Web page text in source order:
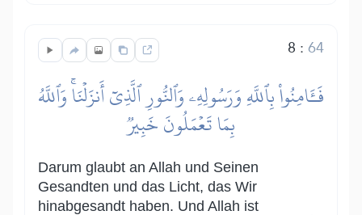
8 :64
فَـَٔامِنُواْ بِٱللَّهِ وَرَسُولِهِۦ وَٱلنُّورِ ٱلَّذِيٓ أَنزَلۡنَاۚ وَٱللَّهُ
بِمَا تَعۡمَلُونَ خَبِيرٞ
Darum glaubt an Allah und Seinen
Gesandten und das Licht, das Wir
hinabgesandt haben. Und Allah ist